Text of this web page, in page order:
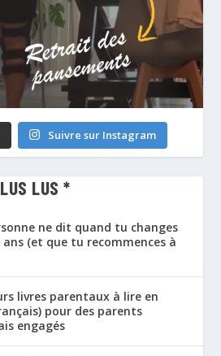
Suivre sur Instagram
LUS *
ne dit quand tu changes
ans (et que tu recommences à
livres parentaux à lire en
pour des parents
engagés